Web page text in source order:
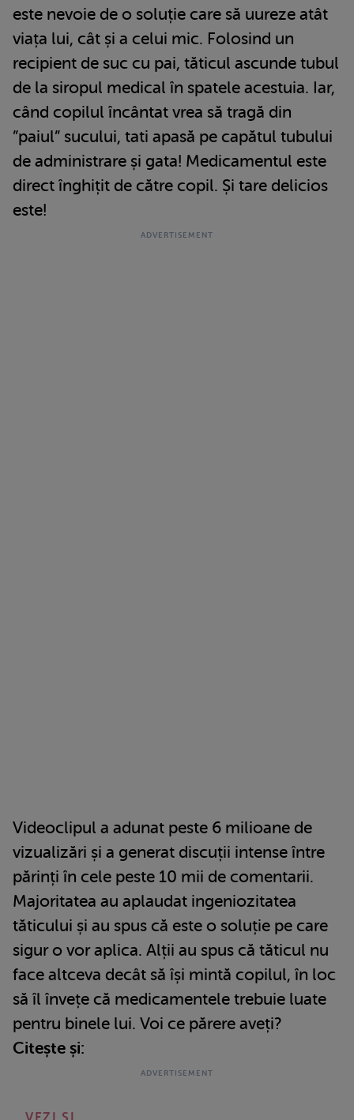
este nevoie de o soluție care să uureze atât
viața lui, cât și a celui mic. Folosind un
recipient de suc cu pai, tăticul ascunde tubul
de la siropul medical în spatele acestuia. Iar,
când copilul încântat vrea să tragă din
”paiul” sucului, tati apasă pe capătul tubului
de administrare și gata! Medicamentul este
direct înghițit de către copil. Și tare delicios
este!
Videoclipul a adunat peste 6 milioane de
vizualizări și a generat discuții intense între
părinți în cele peste 10 mii de comentarii.
Majoritatea au aplaudat ingeniozitatea
tăticului și au spus că este o soluție pe care
sigur o vor aplica. Alții au spus că tăticul nu
face altceva decât să își mintă copilul, în loc
să îl învețe că medicamentele trebuie luate
pentru binele lui. Voi ce părere aveți?
Citește și: